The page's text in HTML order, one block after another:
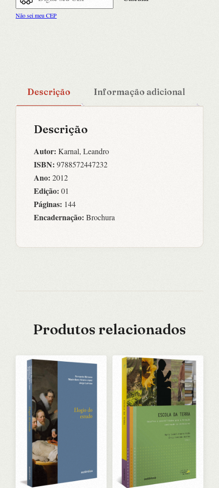
Não sei meu CEP
Descrição Informação adicional
Descrição
Autor: Karnal, Leandro
ISBN: 9788572447232
Ano: 2012
Edição: 01
Páginas: 144
Encadernação: Brochura
Produtos relacionados